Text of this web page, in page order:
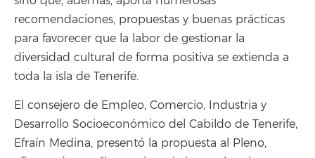
recomendaciones, propuestas y buenas prácticas
para favorecer que la labor de gestionar la
diversidad cultural de forma positiva se extienda a
toda la isla de Tenerife.
El consejero de Empleo, Comercio, Industria y
Desarrollo Socioeconómico del Cabildo de Tenerife,
Efraín Medina, presentó la propuesta al Pleno,